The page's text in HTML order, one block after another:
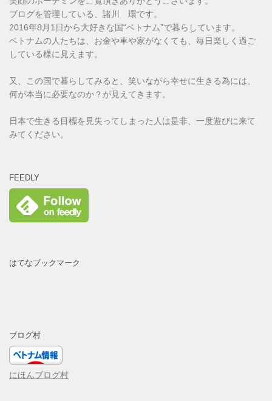
ブログを管理している、諸川 環です。
2016年8月1日から大好きな国“ベトナム”で暮らしています。
ベトナムの人たちは、お金や車や家がなくても、毎日楽しく過ご
している様に見えます。
又、この国で暮らしてみると、笑いながら幸せに生きる為には、
何が本当に必要なのか？が見えてきます。
日本で生きる目標を見失ってしまった人は是非、一度遊びに来て
みてください。
FEEDLY
はてなブックマーク
ブログ村
にほんブログ村